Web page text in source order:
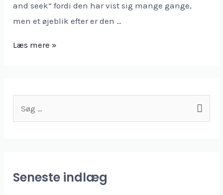
and seek” fordi den har vist sig mange gange,
men et øjeblik efter er den …
Læs mere »
Seneste indlæg